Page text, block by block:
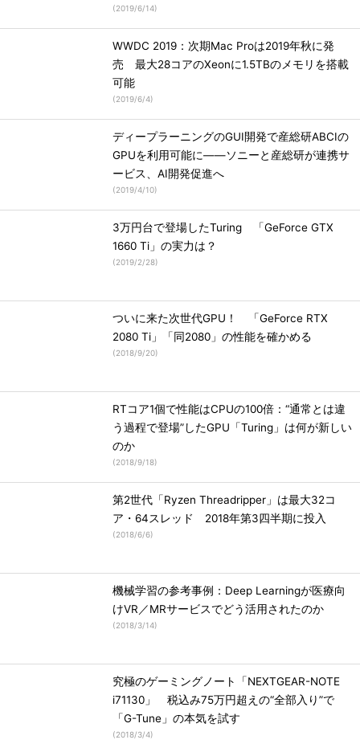
(2019/6/14)
WWDC 2019：次期Mac Proは2019年秋に発
売 最大28コアのXeonに1.5TBのメモリを搭載
可能
(2019/6/4)
ディープラーニングのGUI開発で産総研ABCIの
GPUを利用可能に――ソニーと産総研が連携サ
ービス、AI開発促進へ
(2019/4/10)
3万円台で登場したTuring 「GeForce GTX
1660 Ti」の実力は？
(2019/2/28)
ついに来た次世代GPU！ 「GeForce RTX
2080 Ti」「同2080」の性能を確かめる
(2018/9/20)
RTコア1個で性能はCPUの100倍：“通常とは違
う過程で登場”したGPU「Turing」は何が新しい
のか
(2018/9/18)
第2世代「Ryzen Threadripper」は最大32コ
ア・64スレッド 2018年第3四半期に投入
(2018/6/6)
機械学習の参考事例：Deep Learningが医療向
けVR／MRサービスでどう活用されたのか
(2018/3/14)
究極のゲーミングノート「NEXTGEAR-NOTE
i71130」 税込み75万円超えの“全部入り”で
「G-Tune」の本気を試す
(2018/3/4)